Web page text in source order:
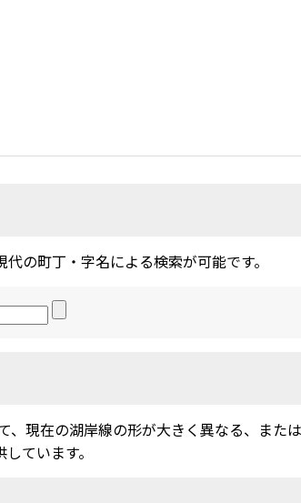
の町丁・字名による検索が可能です。
現在の湖岸線の形が大きく異なる、また
ています。